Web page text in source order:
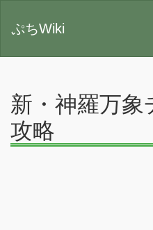
ぷちWiki
新・神羅万
攻略